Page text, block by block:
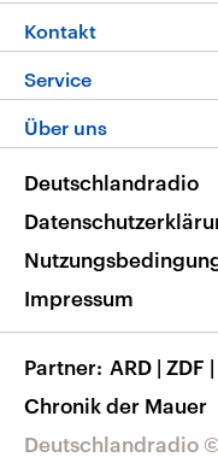
Die
Neue Beiträge
Livestream
Podcasts
Nachrichten
Frequenzen
Kontakt
Hörerservice
Service
FAQ
Musikliste
RSS
Über uns
Deutschlandradio
Deutschlandradio
Impressum
Partner ARD | ZDF |
Chronik der Mauer